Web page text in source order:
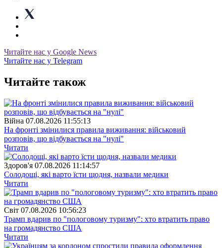
Читайте нас у Google News
Читайте нас у Telegram
Читайте також
Війна 07.08.2026 11:55:13
На фронті змінилися правила виживання: військовий
розповів, що відбувається на "нулі"
Читати
Здоров'я 07.08.2026 11:14:57
Солодощі, які варто їсти щодня, назвали медики
Читати
Свiт 07.08.2026 10:56:23
Трамп вдарив по "пологовому туризму": хто втратить право
на громадянство США
Читати